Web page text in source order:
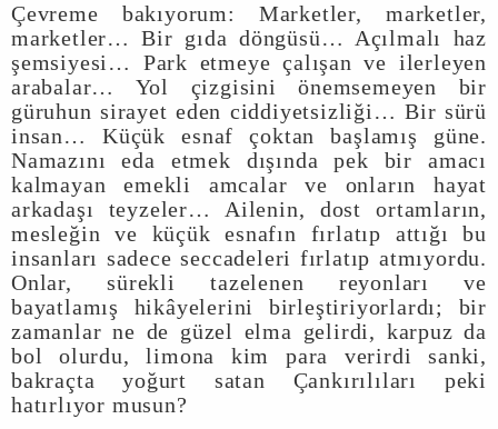
Çevreme bakıyorum: Marketler, marketler,
marketler… Bir gıda döngüsü… Açılmalı haz
şemsiyesi… Park etmeye çalışan ve ilerleyen
arabalar… Yol çizgisini önemsemeyen bir
güruhun sirayet eden ciddiyetsizliği… Bir sürü
insan… Küçük esnaf çoktan başlamış güne.
Namazını eda etmek dışında pek bir amacı
kalmayan emekli amcalar ve onların hayat
arkadaşı teyzeler… Ailenin, dost ortamların,
mesleğin ve küçük esnafın fırlatıp attığı bu
insanları sadece seccadeleri fırlatıp atmıyordu.
Onlar, sürekli tazelenen reyonları ve
bayatlamış hikâyelerini birleştiriyorlardı; bir
zamanlar ne de güzel elma gelirdi, karpuz da
bol olurdu, limona kim para verirdi sanki,
bakraçta yoğurt satan Çankırılıları peki
hatırlıyor musun?